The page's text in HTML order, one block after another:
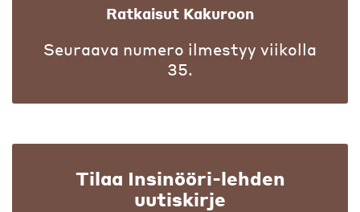
Ratkaisut Kakuroon
Seuraava numero ilmestyy viikolla
35.
Tilaa Insinööri-lehden
uutiskirje